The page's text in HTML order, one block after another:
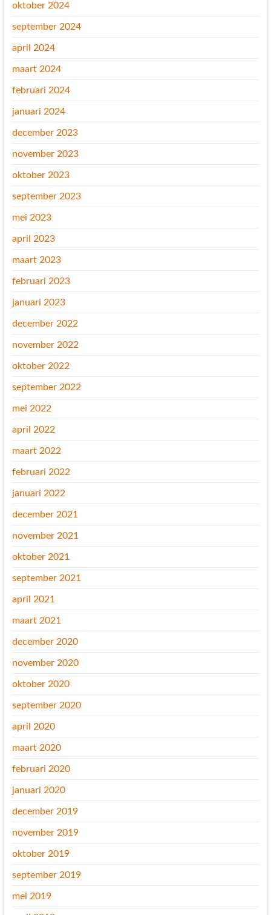
oktober 2024
september 2024
april 2024
maart 2024
februari 2024
januari 2024
december 2023
november 2023
oktober 2023
september 2023
mei 2023
april 2023
maart 2023
februari 2023
januari 2023
december 2022
november 2022
oktober 2022
september 2022
mei 2022
april 2022
maart 2022
februari 2022
januari 2022
december 2021
november 2021
oktober 2021
september 2021
april 2021
maart 2021
december 2020
november 2020
oktober 2020
september 2020
april 2020
maart 2020
februari 2020
januari 2020
december 2019
november 2019
oktober 2019
september 2019
mei 2019